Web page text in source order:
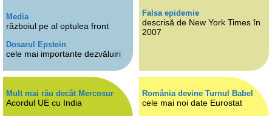
Media
războiul pe al optulea front
Dosarul Epstein
cele mai importante dezvăluiri
Falsa epidemie
descrisă de New York Times în
2007
Mult mai rău decât Mercosur
Acordul UE cu India
România devine Turnul Babel
cele mai noi date Eurostat